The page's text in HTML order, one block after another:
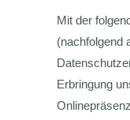
Mit der
(nachfolgend
Erbringung